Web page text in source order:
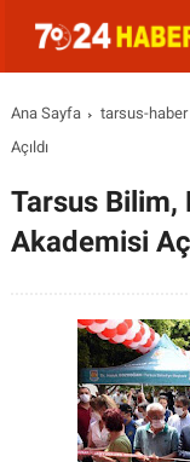
Ana Sayfa tarsus-haber
Açıldı
Tarsus Bilim,
Akademisi